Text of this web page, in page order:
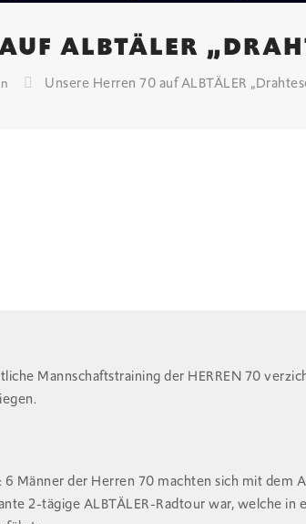
ALBTÄLER
Unsere Herren 70 auf ALBTÄLER
Mannschaftstraining der HERREN 70
Männer der Herren 70 machten sich mit dem
2-tägige ALBTÄLER-Radtour war, welche in